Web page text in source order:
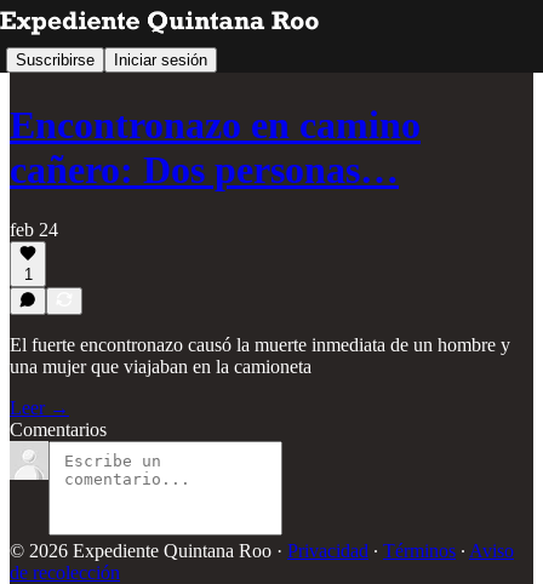
Suscribirse Iniciar sesión
Encontronazo en camino
cañero: Dos personas…
feb 24
1
El fuerte encontronazo causó la muerte inmediata de un hombre y
una mujer que viajaban en la camioneta
Leer →
Comentarios
© 2026 Expediente Quintana Roo · Privacidad ∙ Términos ∙ Aviso
de recolección